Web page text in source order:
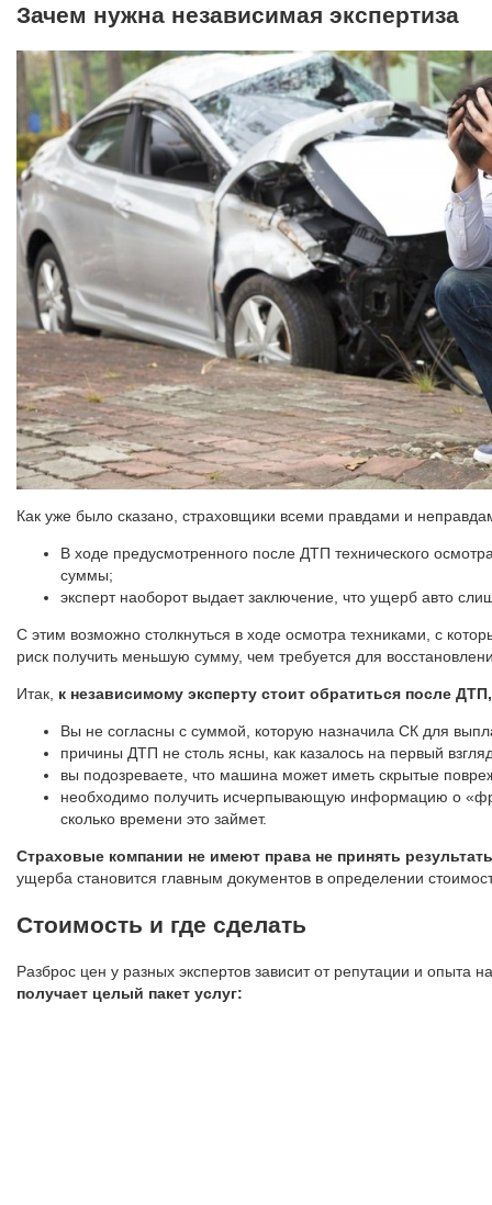
Зачем нужна независимая экспертиза
Как уже было сказано, страховщики всеми правдами и
В ходе предусмотренного после ДТП технического
суммы;
эксперт наоборот выдает заключение, что ущерб авто
С этим возможно столкнуться в ходе осмотра техниками, с
риск получить меньшую сумму, чем требуется для
Итак, к независимому эксперту стоит обратиться после
Вы не согласны с суммой, которую назначила СК для
причины ДТП не столь ясны, как казалось на первый
вы подозреваете, что машина может иметь скрытые
необходимо получить исчерпывающую информацию о
сколько времени это займет.
Страховые компании не имеют права не принять
ущерба становится главным документов в определении
Стоимость и где сделать
Разброс цен у разных экспертов зависит от репутации и
получает целый пакет услуг: